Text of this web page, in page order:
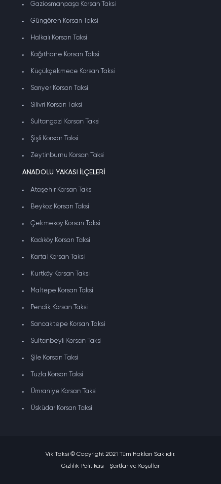
Gaziosmanpaşa Korsan Taksi
Güngören Korsan Taksi
Halkalı Korsan Taksi
Kağıthane Korsan Taksi
Küçükçekmece Korsan Taksi
Sarıyer Korsan Taksi
Silivri Korsan Taksi
Sultangazi Korsan Taksi
Şişli Korsan Taksi
Zeytinburnu Korsan Taksi
ANADOLU YAKASI İLÇELERİ
Ataşehir Korsan Taksi
Beykoz Korsan Taksi
Çekmeköy Korsan Taksi
Kadıköy Korsan Taksi
Kartal Korsan Taksi
Kurtköy Korsan Taksi
Maltepe Korsan Taksi
Pendik Korsan Taksi
Sancaktepe Korsan Taksi
Sultanbeyli Korsan Taksi
Şile Korsan Taksi
Tuzla Korsan Taksi
Ümraniye Korsan Taksi
Üsküdar Korsan Taksi
VikiTaksi © Copyright 2021 Tüm Hakları Saklıdır.
Gizlilik Politikası
Şartlar ve Koşullar